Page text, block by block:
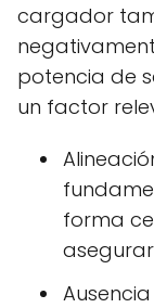
cargador
potencia de
un factor
forma